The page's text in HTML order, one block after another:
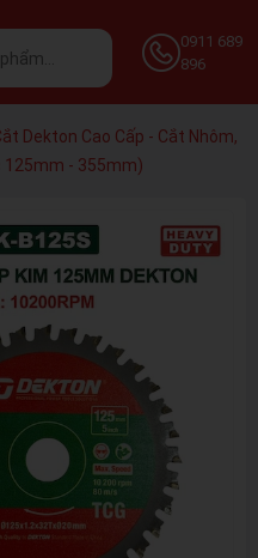
0911 689
896
Dekton Cao Cấp - Cắt Nhôm,
125mm - 355mm)